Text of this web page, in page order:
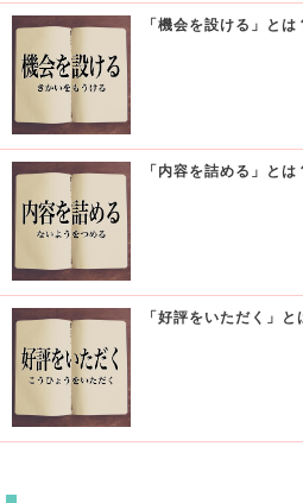
「機会を設ける」と
「内容を詰める」と
「好評をいただく」